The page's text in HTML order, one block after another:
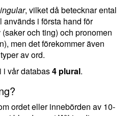
, vilket då betecknar ental
i första hand för
och ting) och pronomen
men det förekommer även
av ord.
i vår databas4 plural.
ordet eller innebörden av 10-